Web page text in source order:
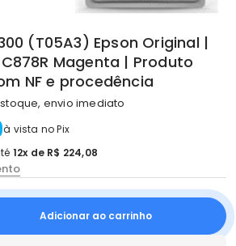
(T05A3) Epson Original |
Magenta | Produto
NF e procedência
envio imediato
à vista no Pix
12x de R$ 224,08
Adicionar ao carrinho